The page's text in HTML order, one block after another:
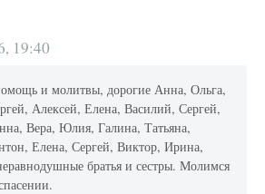
19:40
и молитвы, дорогие Анна, Ольга,
Алексей, Елена, Василий, Сергей,
Вера, Юлия, Галина, Татьяна,
Елена, Сергей, Виктор, Ирина,
братья и сестры. Молимся